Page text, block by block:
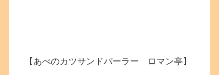
【あべのカツサンドパーラー ロマン亭】